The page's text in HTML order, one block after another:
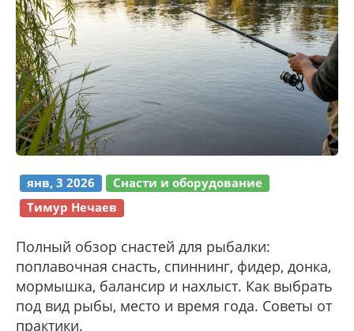
янв, 3 2026
Снасти и оборудование
Тимур Нечаев
Полный обзор снастей для рыбалки:
поплавочная снасть, спиннинг, фидер, донка,
мормышка, балансир и нахлыст. Как выбрать
под вид рыбы, место и время года. Советы от
практики.